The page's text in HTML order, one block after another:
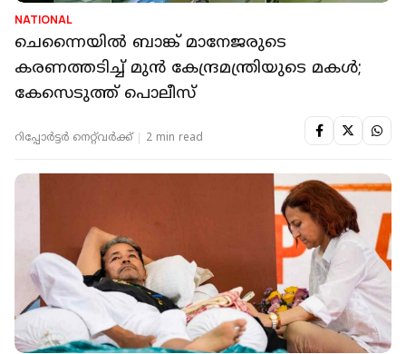
NATIONAL
ചെന്നൈയിൽ ബാങ്ക് മാനേജരുടെ
കരണത്തടിച്ച് മുന്‍ കേന്ദ്രമന്ത്രിയുടെ മകള്‍;
കേസെടുത്ത് പൊലീസ്
റിപ്പോർട്ടർ നെറ്റ്‌വര്‍ക്ക്‌ 2 min read